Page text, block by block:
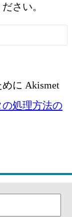
さい。
に Akismet
処理方法の